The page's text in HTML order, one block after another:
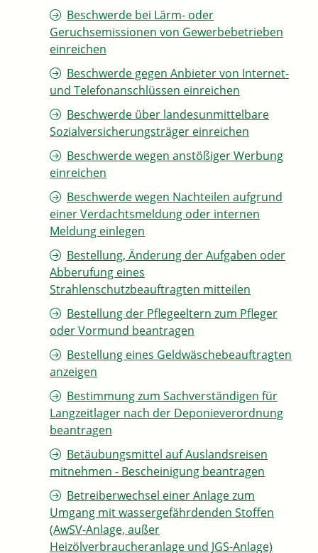
Beschwerde bei Lärm- oder
Geruchsemissionen von Gewerbebetrieben
einreichen
Beschwerde gegen Anbieter von Internet-
und Telefonanschlüssen einreichen
Beschwerde über landesunmittelbare
Sozialversicherungsträger einreichen
Beschwerde wegen anstößiger Werbung
einreichen
Beschwerde wegen Nachteilen aufgrund
einer Verdachtsmeldung oder internen
Meldung einlegen
Bestellung, Änderung der Aufgaben oder
Abberufung eines
Strahlenschutzbeauftragten mitteilen
Bestellung der Pflegeeltern zum Pfleger
oder Vormund beantragen
Bestellung eines Geldwäschebeauftragten
anzeigen
Bestimmung zum Sachverständigen für
Langzeitlager nach der Deponieverordnung
beantragen
Betäubungsmittel auf Auslandsreisen
mitnehmen - Bescheinigung beantragen
Betreiberwechsel einer Anlage zum
Umgang mit wassergefährdenden Stoffen
(AwSV-Anlage, außer
Heizölverbraucheranlage und JGS-Anlage)